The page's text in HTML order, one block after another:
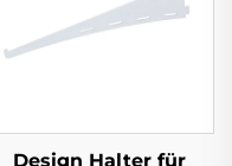
Design Halter für